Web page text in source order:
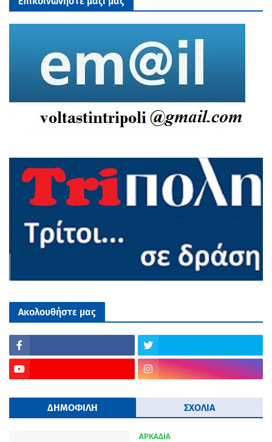
Ακολουθήστε μας
ΔΗΜΟΦΙΛΗ ΣΧΟΛΙΑ
ΑΡΚΑΔΙΑ